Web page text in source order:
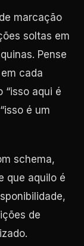
marcação
soltas em
Pense
cada
“isso aqui é
é um
schema,
que aquilo é
de